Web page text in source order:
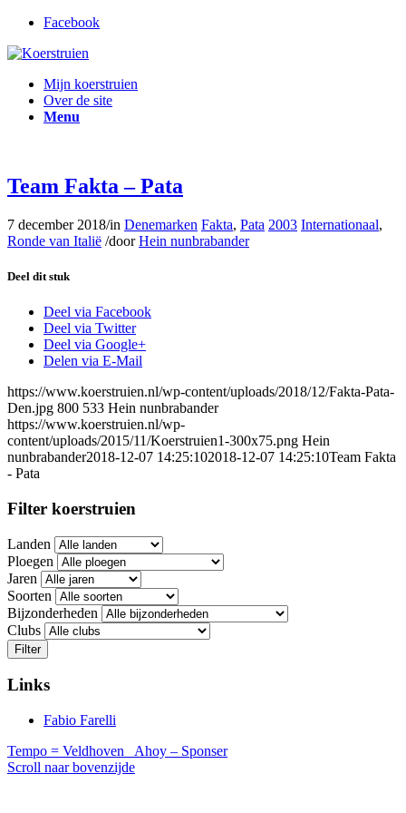
Facebook
Mijn koerstruien
Over de site
Menu
Team Fakta – Pata
7 december 2018/in Denemarken Fakta, Pata 2003 Internationaal,
Ronde van Italië /doorHein nunbrabander
Deel dit stuk
Deel via Facebook
Deel via Twitter
Deel via Google+
Delen via E-Mail
https://www.koerstruien.nl/wp-content/uploads/2018/12/Fakta-Pata-
Den.jpg 800 533 Hein nunbrabander
https://www.koerstruien.nl/wp-
content/uploads/2015/11/Koerstruien1-300x75.png Hein
nunbrabander2018-12-07 14:25:102018-12-07 14:25:10Team Fakta
- Pata
Filter koerstruien
Landen
Ploegen
Jaren
Soorten
Bijzonderheden
Clubs
Filter
Links
Fabio Farelli
Tempo = Veldhoven
Ahoy – Sponser
Scroll naar bovenzijde